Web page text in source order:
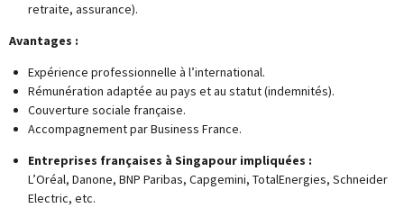
retraite, assurance).
Avantages :
Expérience professionnelle à l’international.
Rémunération adaptée au pays et au statut (indemnités).
Couverture sociale française.
Accompagnement par Business France.
Entreprises françaises à Singapour impliquées :
L’Oréal, Danone, BNP Paribas, Capgemini, TotalEnergies, Schneider
Electric, etc.